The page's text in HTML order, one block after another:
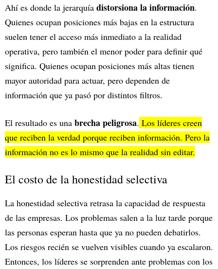
Ahí es donde la jerarquía distorsiona la información.
Quienes ocupan posiciones más bajas en la estructura
suelen tener el acceso más inmediato a la realidad
operativa, pero también el menor poder para definir qué
significa. Quienes ocupan posiciones más altas tienen
mayor autoridad para actuar, pero dependen de
información que ya pasó por distintos filtros.
El resultado es una brecha peligrosa. Los líderes creen
que reciben la verdad porque reciben información. Pero la
información no es lo mismo que la realidad sin editar.
El costo de la honestidad selectiva
La honestidad selectiva retrasa la capacidad de respuesta
de las empresas. Los problemas salen a la luz tarde porque
las personas esperan hasta que ya no pueden debatirlos.
Los riesgos recién se vuelven visibles cuando ya escalaron.
Entonces, los líderes se sorprenden ante problemas con los